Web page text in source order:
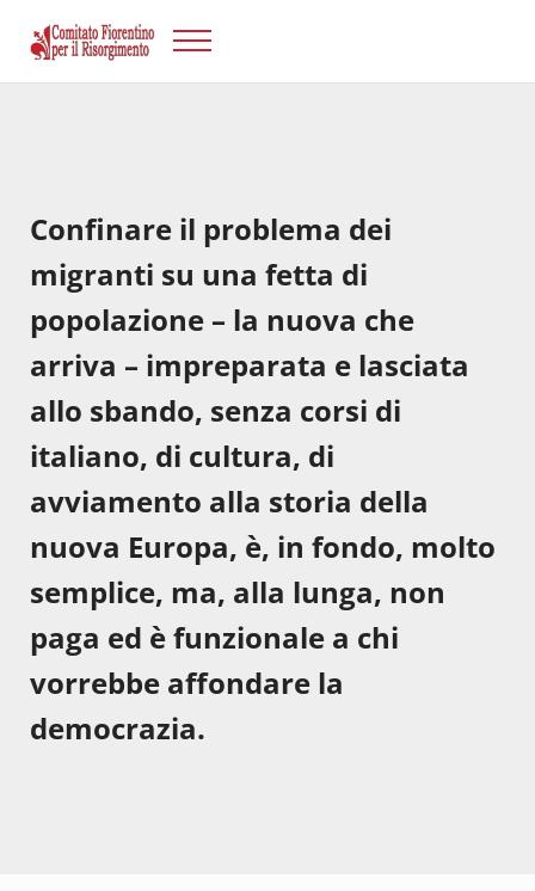
Risorgimento Firenze
Menu
Confinare il problema dei
migranti su una fetta di
popolazione – la nuova che
arriva – impreparata e lasciata
allo sbando, senza corsi di
italiano, di cultura, di
avviamento alla storia della
nuova Europa, è, in fondo, molto
semplice, ma, alla lunga, non
paga ed è funzionale a chi
vorrebbe affondare la
democrazia.